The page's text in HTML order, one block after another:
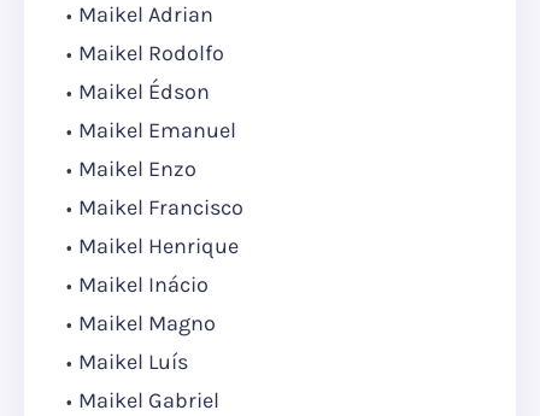
Maikel Adrian
Maikel Rodolfo
Maikel Édson
Maikel Emanuel
Maikel Enzo
Maikel Francisco
Maikel Henrique
Maikel Inácio
Maikel Magno
Maikel Luís
Maikel Gabriel